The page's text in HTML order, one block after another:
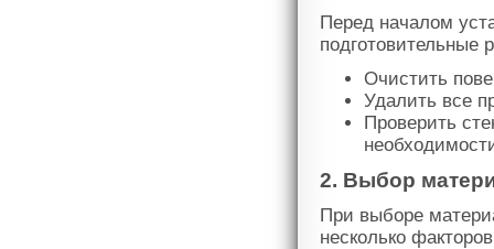
Перед началом
подготовительные
Очистить
Удалить все
Проверить
2. Выбор
При выборе
несколько